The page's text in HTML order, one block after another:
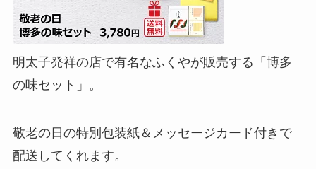
明太子発祥の店で有名なふくやが販売する「博多
の味セット」。
敬老の日の特別包装紙＆メッセージカード付きで
配送してくれます。